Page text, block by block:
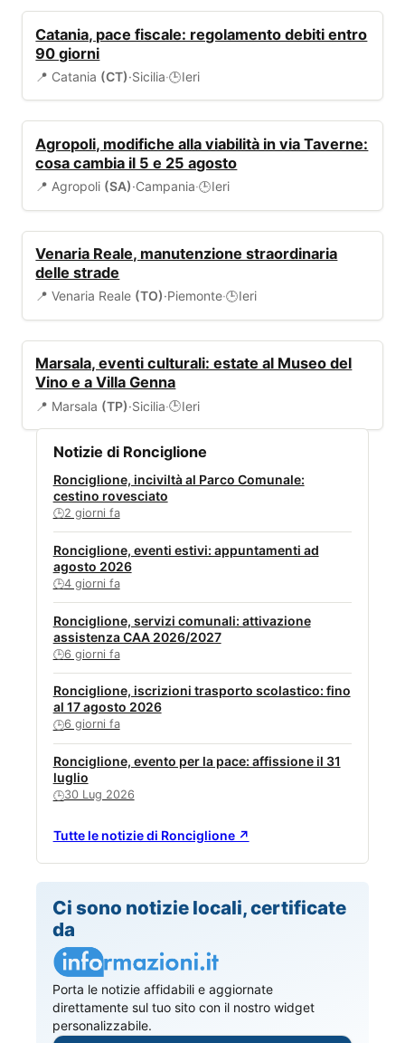
Catania, pace fiscale: regolamento debiti entro
90 giorni
📍 Catania (CT)·Sicilia·🕒Ieri
Agropoli, modifiche alla viabilità in via Taverne:
cosa cambia il 5 e 25 agosto
📍 Agropoli (SA)·Campania·🕒Ieri
Venaria Reale, manutenzione straordinaria
delle strade
📍 Venaria Reale (TO)·Piemonte·🕒Ieri
Marsala, eventi culturali: estate al Museo del
Vino e a Villa Genna
📍 Marsala (TP)·Sicilia·🕒Ieri
Notizie di Ronciglione
Ronciglione, inciviltà al Parco Comunale:
cestino rovesciato
🕒2 giorni fa
Ronciglione, eventi estivi: appuntamenti ad
agosto 2026
🕒4 giorni fa
Ronciglione, servizi comunali: attivazione
assistenza CAA 2026/2027
🕒6 giorni fa
Ronciglione, iscrizioni trasporto scolastico: fino
al 17 agosto 2026
🕒6 giorni fa
Ronciglione, evento per la pace: affissione il 31
luglio
🕒30 Lug 2026
Tutte le notizie di Ronciglione ↗
Ci sono notizie locali, certificate
da
Porta le notizie affidabili e aggiornate
direttamente sul tuo sito con il nostro widget
personalizzabile.